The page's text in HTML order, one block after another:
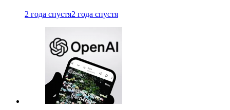
2 года спустя2 года спустя